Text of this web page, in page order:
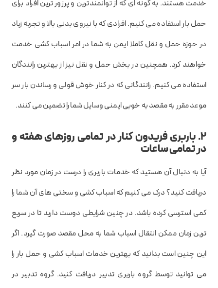
خدمت هستند. به گونه ای که از توانمندترین و پرزور ترین افراد برای
حمل بار استفاده می کنیم. افرادی که با نیروی بدنی بالا و تجربه زیاد
در حوزه حمل و نقل کاملا ایمن به شما در امر اسباب کشی خدمت
خواهند کرد. همچنین در بخش حمل و نقل نیز از بهترین رانندگان
استفاده می کنیم. رانندگانی که در کنار خوش قولی و رساندن بار سر
موعد مقرر به مقصد به خوبی ایمنی وسایل شما را تضمین می کنند.
2. باربری فریدون کنار در تمامی روزهای هفته و
در تمامی ساعات
آیا به دنبال آن هستید که خدمات باربری را درست در زمان مورد نظر
دریافت کنید؟ درک می کنیم که اسباب کشی و سختی های آن شما را
کمی استرسی کرده باشد. در چنین شرایطی دوست دارید تا در سریع
ترین زمان ممکن انتقال اسباب شما به محل مقصد صورت گیرد. اگر
این چنین است بدانید که بهترین خدمات اسباب کشی و حمل بار را
می توانید توسط گروه باربری تدبیر دریافت کنید. گروه تدبیر در